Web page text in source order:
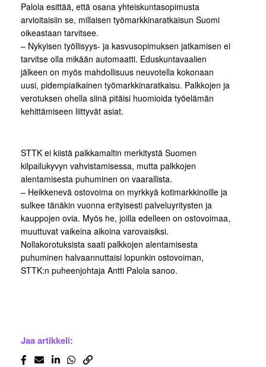
Palola esittää, että osana yhteiskuntasopimusta
arvioitaisiin se, millaisen työmarkkinaratkaisun Suomi
oikeastaan tarvitsee.
– Nykyisen työllisyys- ja kasvusopimuksen jatkamisen ei
tarvitse olla mikään automaatti. Eduskuntavaalien
jälkeen on myös mahdollisuus neuvotella kokonaan
uusi, pidempiaikainen työmarkkinaratkaisu. Palkkojen ja
verotuksen ohella siinä pitäisi huomioida työelämän
kehittämiseen liittyvät asiat.
STTK ei kiistä palkkamaltin merkitystä Suomen
kilpailukyvyn vahvistamisessa, mutta palkkojen
alentamisesta puhuminen on vaarallista.
– Heikkenevä ostovoima on myrkkyä kotimarkkinoille ja
sulkee tänäkin vuonna erityisesti palveluyritysten ja
kauppojen ovia. Myös he, joilla edelleen on ostovoimaa,
muuttuvat vaikeina aikoina varovaisiksi.
Nollakorotuksista saati palkkojen alentamisesta
puhuminen halvaannuttaisi lopunkin ostovoiman,
STTK:n puheenjohtaja Antti Palola sanoo.
Jaa artikkeli: